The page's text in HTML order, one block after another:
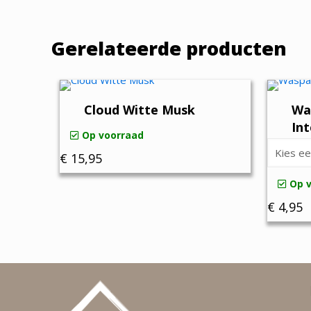
Gerelateerde producten
Cloud Witte Musk
Op voorraad
€15,95
Op
€4,95
Dit